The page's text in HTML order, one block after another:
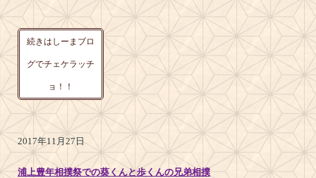
続きはしーまブロ
グでチェケラッチ
ョ！！
2017年11月27日
浦上豊年相撲祭での葵くんと歩くんの兄弟相撲